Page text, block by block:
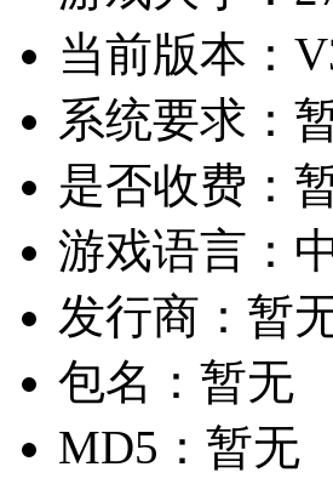
当前版本：
系统要求：
是否收费：
游戏语言：
发行商： 暂
包名： 暂无
MD5： 暂无